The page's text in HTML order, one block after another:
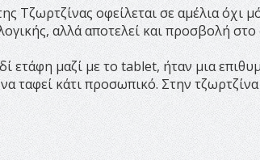
Τζωρτζίνας οφείλεται σε αμέλια όχι
αλλά αποτελεί και προσβολή
ετάφη μαζί με το tablet, ήταν μια
ταφεί κάτι προσωπικό. Στην